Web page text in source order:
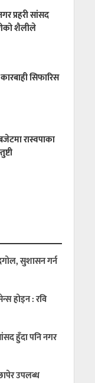
प्रहरी सांसद
शैलीले
सिफारिस
रास्वपाका
सुशासन गर्न
होइन : रवि
हुँदा पनि नगर
उपलब्ध